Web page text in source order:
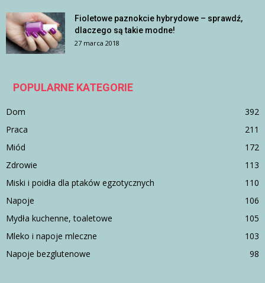
Fioletowe paznokcie hybrydowe – sprawdź,
dlaczego są takie modne!
27 marca 2018
POPULARNE KATEGORIE
Dom
392
Praca
211
Miód
172
Zdrowie
113
Miski i poidła dla ptaków egzotycznych
110
Napoje
106
Mydła kuchenne, toaletowe
105
Mleko i napoje mleczne
103
Napoje bezglutenowe
98